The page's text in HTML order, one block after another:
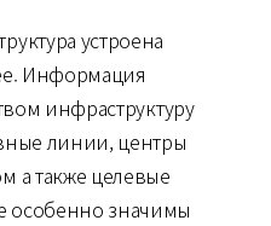
устроена
Информация
инфраструктуру
линии, центры
а также целевые
особенно значимы